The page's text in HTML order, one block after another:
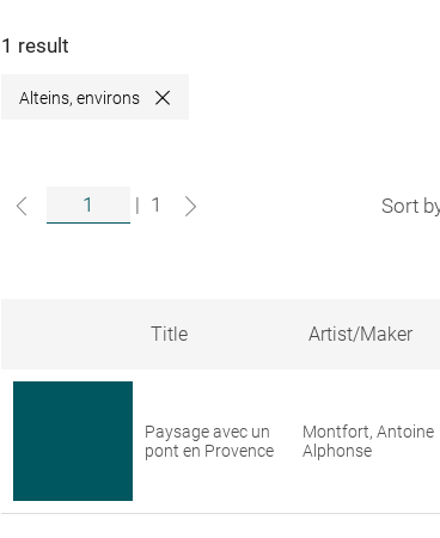
1 result
Alteins, environs Close
| 1 Sort
Search
Louvre
collections
Title Artist/Maker
Paysage avec un
pont en Provence
Montfort, Antoine
Alphonse